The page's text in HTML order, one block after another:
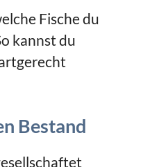
Fische du
kannst du
Bestand